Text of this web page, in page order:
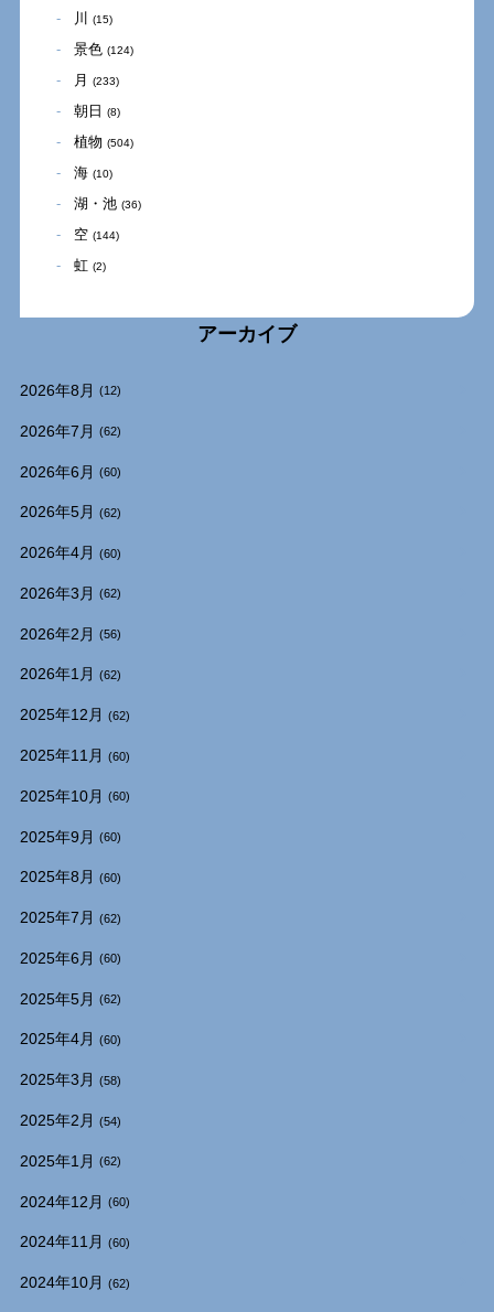
川 (15)
景色 (124)
月 (233)
朝日 (8)
植物 (504)
海 (10)
湖・池 (36)
空 (144)
虹 (2)
アーカイブ
2026年8月 (12)
2026年7月 (62)
2026年6月 (60)
2026年5月 (62)
2026年4月 (60)
2026年3月 (62)
2026年2月 (56)
2026年1月 (62)
2025年12月 (62)
2025年11月 (60)
2025年10月 (60)
2025年9月 (60)
2025年8月 (60)
2025年7月 (62)
2025年6月 (60)
2025年5月 (62)
2025年4月 (60)
2025年3月 (58)
2025年2月 (54)
2025年1月 (62)
2024年12月 (60)
2024年11月 (60)
2024年10月 (62)